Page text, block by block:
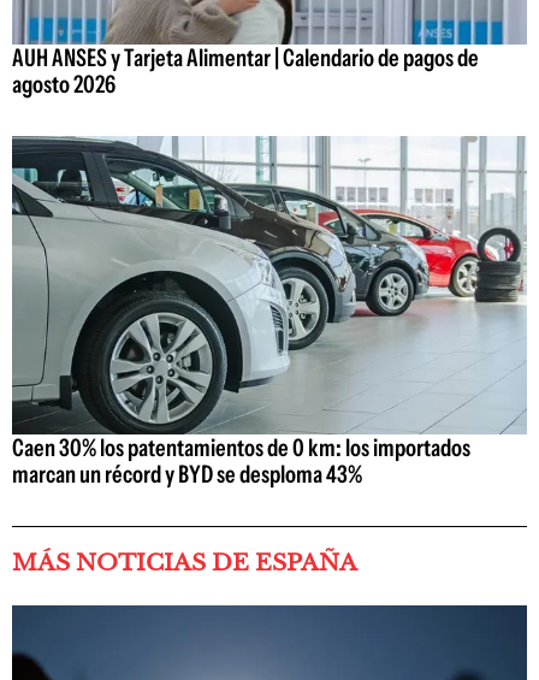
AUH ANSES y Tarjeta Alimentar | Calendario de pagos de
agosto 2026
Caen 30% los patentamientos de 0 km: los importados
marcan un récord y BYD se desploma 43%
MÁS NOTICIAS DE ESPAÑA